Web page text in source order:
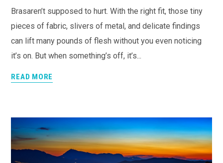
Brasaren’t supposed to hurt. With the right fit, those tiny
pieces of fabric, slivers of metal, and delicate findings
can lift many pounds of flesh without you even noticing
it’s on. But when something’s off, it’s...
READ MORE